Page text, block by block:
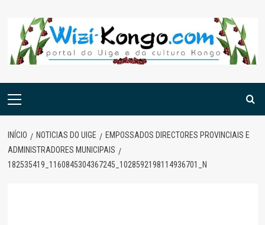
content
Menu
INÍCIO NOTICIAS DO UIGE
EMPOSSADOS DIRECTORES PROVINCIAIS E
ADMINISTRADORES MUNICIPAIS
182535419_1160845304367245_1028592198114936701_N